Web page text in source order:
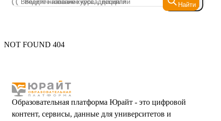
Найти
Найти
NOT FOUND 404
Образовательная платформа Юрайт - это цифровой
контент, сервисы, данные для университетов и